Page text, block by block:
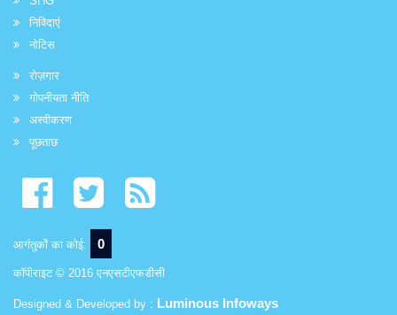
निविदाएं
नोटिस
रोज़गार
गोपनीयता नीति
अस्वीकरण
पूछताछ
आगंतुकों का कोई: 0
कॉपीराइट © 2016 एनएसटीएफडीसी
Designed & Developed by : Luminous Infoways